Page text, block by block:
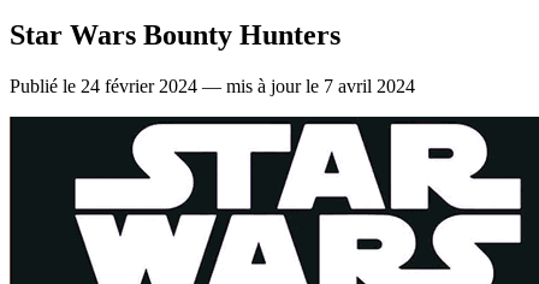
Star Wars Bounty Hunters
Publié le 24 février 2024 — mis à jour le 7 avril 2024